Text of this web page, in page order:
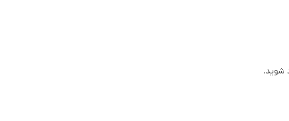
و نگهداری از دستگاه و لوازم جانبی‌ آن را راحت ساخته است.
شوید.